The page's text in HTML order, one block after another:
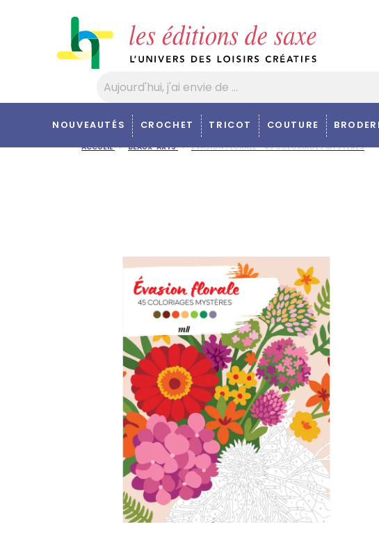
NOUVEAUTÉS CROCHET TRICOT COUTURE
ACCUEIL BEAUX-ARTS ÉVASION FLORALE - 45 COLORIAGES MYSTÈRES